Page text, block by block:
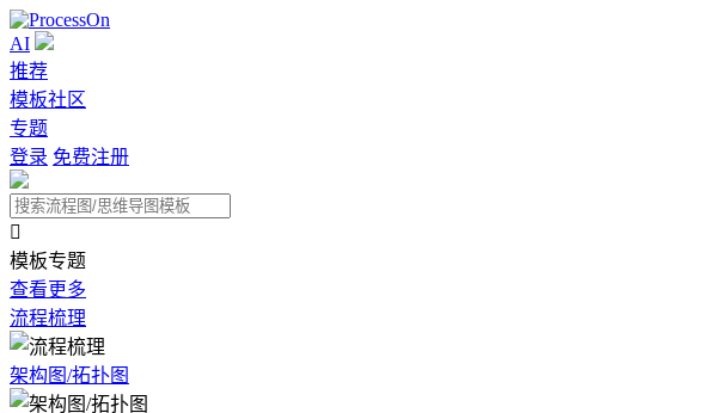
AI
推荐
模板社区
专题
登录 免费注册

模板专题
查看更多
流程梳理
架构图/拓扑图